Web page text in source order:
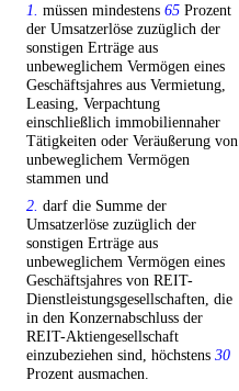
1. müssen mindestens 65 Prozent
der Umsatzerlöse zuzüglich der
sonstigen Erträge aus
unbeweglichem Vermögen eines
Geschäftsjahres aus Vermietung,
Leasing, Verpachtung
einschließlich immobiliennaher
Tätigkeiten oder Veräußerung von
unbeweglichem Vermögen
stammen und
2. darf die Summe der
Umsatzerlöse zuzüglich der
sonstigen Erträge aus
unbeweglichem Vermögen eines
Geschäftsjahres von REIT-
Dienstleistungsgesellschaften, die
in den Konzernabschluss der
REIT-Aktiengesellschaft
einzubeziehen sind, höchstens 30
Prozent ausmachen.